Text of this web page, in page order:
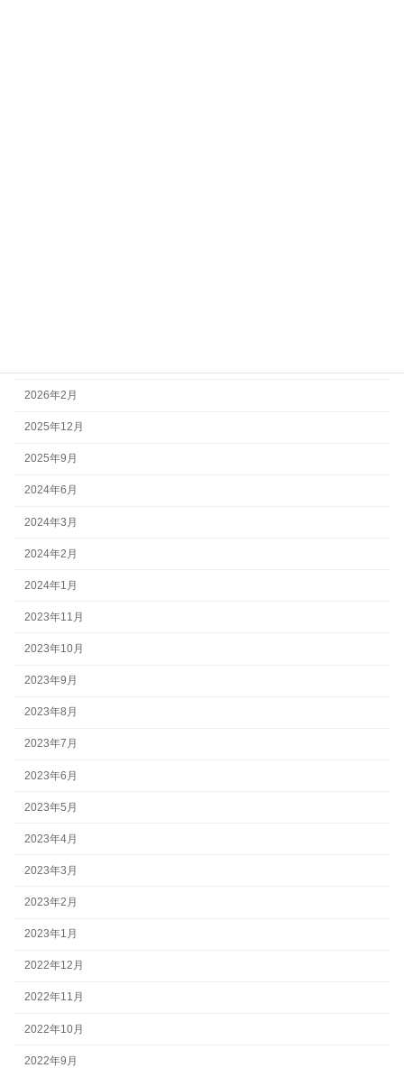
2026年2月
2025年12月
2025年9月
2024年6月
2024年3月
2024年2月
2024年1月
2023年11月
2023年10月
2023年9月
2023年8月
2023年7月
2023年6月
2023年5月
2023年4月
2023年3月
2023年2月
2023年1月
2022年12月
2022年11月
2022年10月
2022年9月